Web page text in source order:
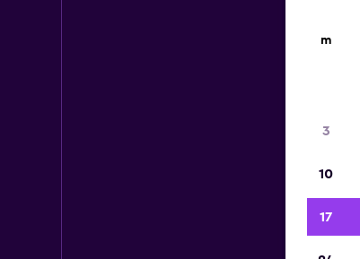
m
3
10
17